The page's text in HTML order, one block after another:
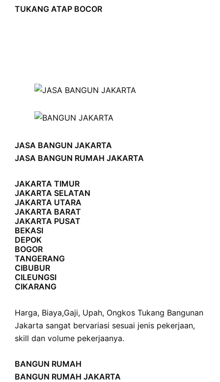
TUKANG ATAP BOCOR
JASA BANGUN JAKARTA
JASA BANGUN RUMAH JAKARTA
JAKARTA TIMUR
JAKARTA SELATAN
JAKARTA UTARA
JAKARTA BARAT
JAKARTA PUSAT
BEKASI
DEPOK
BOGOR
TANGERANG
CIBUBUR
CILEUNGSI
CIKARANG
Harga, Biaya,Gaji, Upah, Ongkos Tukang Bangunan
Jakarta sangat bervariasi sesuai jenis pekerjaan,
skill dan volume pekerjaanya.
BANGUN RUMAH
BANGUN RUMAH JAKARTA